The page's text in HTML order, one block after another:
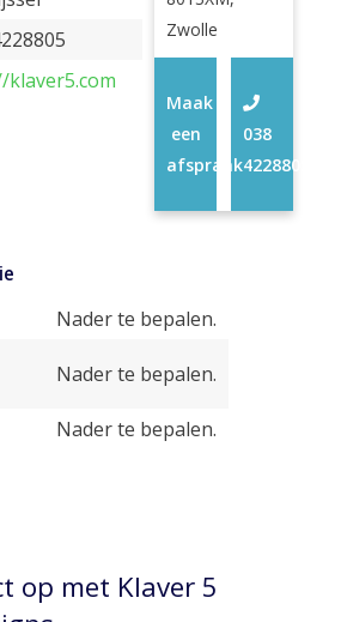
klaver5.com
Zwolle
038
4228805
Maak
een
afspraak
Nader te bepalen.
Nader te bepalen.
Nader te bepalen.
op met Klaver 5